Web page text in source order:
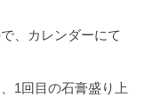
、カレンダーにて
1回目の石膏盛り上